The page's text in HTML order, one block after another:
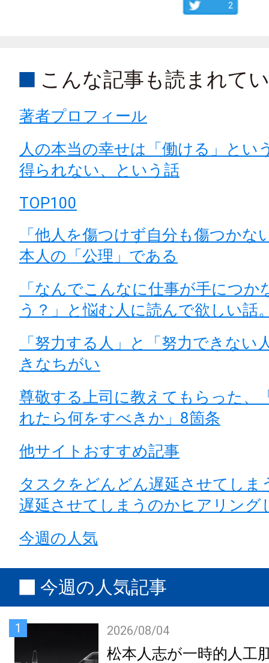
2
こんな記事も読まれて
著者プロフィール
人の本当の幸せは「働ける」とい
得られない、という話
TOP100
「他人を傷つけず自分も傷つかな
本人の「公理」である
「なんでこんなに仕事が手につか
う？」と悩む人に読んで欲しい話
「努力する人」と「努力できない
きなちがい
尊敬する上司に教えてもらった、
れたら何をすべきか」8箇条
他サイトおすすめ記事
タスクをどんどん遅延させてしま
遅延させてしまうのかヒアリング
今週の人気
今週の人気記事
1 2026/08/04
松本人志が一時的人工